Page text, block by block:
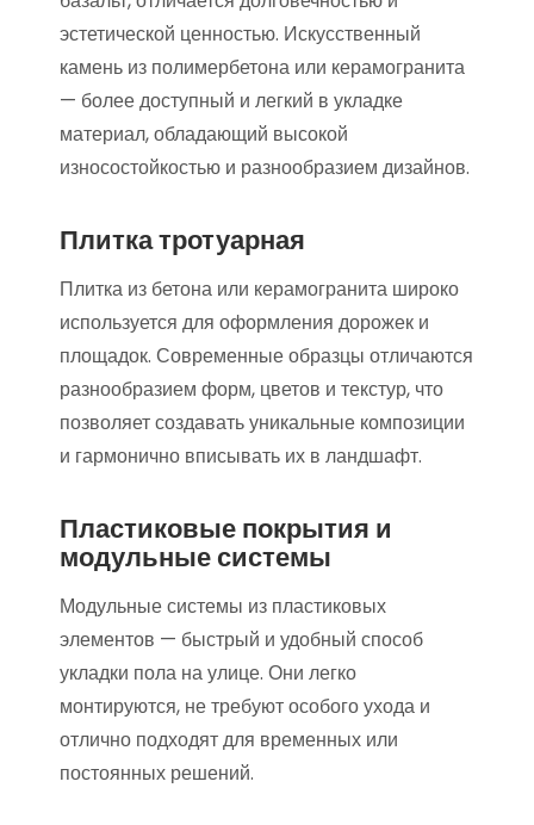
эстетической ценностью. Искусственный
камень из полимербетона или керамогранита
— более доступный и легкий в укладке
материал, обладающий высокой
износостойкостью и разнообразием дизайнов.
Плитка тротуарная
Плитка из бетона или керамогранита широко
используется для оформления дорожек и
площадок. Современные образцы отличаются
разнообразием форм, цветов и текстур, что
позволяет создавать уникальные композиции
и гармонично вписывать их в ландшафт.
Пластиковые покрытия и
модульные системы
Модульные системы из пластиковых
элементов — быстрый и удобный способ
укладки пола на улице. Они легко
монтируются, не требуют особого ухода и
отлично подходят для временных или
постоянных решений.